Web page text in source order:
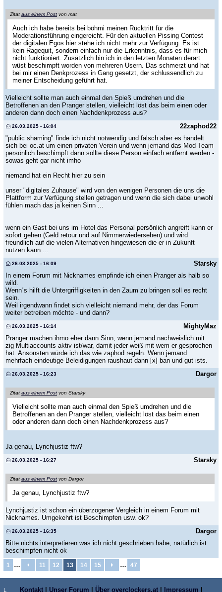
Zitat aus einem Post von mat
Auch ich habe bereits bei böhmi meinen Rücktritt für die
Moderationsführung eingereicht. Für den aktuellen Pissing Contest
der digitalen Egos hier stehe ich nicht mehr zur Verfügung. Es ist
kein Ragequit, sondern einfach nur die Erkenntnis, dass es für mich
nicht funktioniert. Zusätzlich bin ich in den letzten Monaten derart
wüst beschimpft worden von mehreren Usern. Das schmerzt und hat
bei mir einen Denkprozess in Gang gesetzt, der schlussendlich zu
meiner Entscheidung geführt hat.
Vielleicht sollte man auch einmal den Spieß umdrehen und die
Betroffenen an den Pranger stellen, vielleicht löst das beim einen oder
anderen dann doch einen Nachdenkprozess aus?
22zaphod22
26.03.2025 - 16:04
"public shaming" finde ich nicht notwendig und falsch aber es handelt
sich bei oc.at um einen privaten Verein und wenn jemand das Mod-Team
persönlich beschimpft dann sollte diese Person einfach entfernt werden -
sowas geht gar nicht imho
niemand hat ein Recht hier zu sein
unser "digitales Zuhause" wird von den wenigen Personen die uns die
Plattform zur Verfügung stellen getragen und wenn die sich dabei unwohl
fühlen mach das ja keinen Sinn ...
wenn ein Gast bei uns im Hotel das Personal persönlich angreift kann er
sofort gehen (Geld retour und auf Nimmerwiedersehen) und wird
freundlich auf die vielen Alternativen hingewiesen die er in Zukunft
nutzen kann ...
Starsky
26.03.2025 - 16:09
In einem Forum mit Nicknames empfinde ich einen Pranger als halb so
wild.
Wenn´s hilft die Untergriffigkeiten in den Zaum zu bringen soll es recht
sein.
Weil irgendwann findet sich vielleicht niemand mehr, der das Forum
weiter betreiben möchte - und dann?
MightyMaz
26.03.2025 - 16:14
Pranger machen ihmo eher dann Sinn, wenn jemand nachweislich mit
zig Multiaccounts aktiv ist/war, damit jeder weiß mit wem er gesprochen
hat. Ansonsten würde ich das wie zaphod regeln. Wenn jemand
mehrfach eindeutige Beleidigungen raushaut dann [x] ban und gut ists.
Dargor
26.03.2025 - 16:23
Zitat aus einem Post von Starsky
Vielleicht sollte man auch einmal den Spieß umdrehen und die
Betroffenen an den Pranger stellen, vielleicht löst das beim einen
oder anderen dann doch einen Nachdenkprozess aus?
Ja genau, Lynchjustiz ftw?
Starsky
26.03.2025 - 16:27
Zitat aus einem Post von Dargor
Ja genau, Lynchjustiz ftw?
Lynchjustiz ist schon ein überzogener Vergleich in einem Forum mit
Nicknames. Umgekehrt ist Beschimpfen usw. ok?
Dargor
26.03.2025 - 16:35
Bitte nichts interpretieren was ich nicht geschrieben habe, natürlich ist
beschimpfen nicht ok
1 … 11 12 13 14 15 … 47
L Kontakt| Unser Forum Über overclockers.at| Impressum